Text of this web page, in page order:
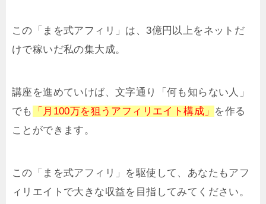
この「まを式アフィリ」は、3億円以上をネットだ
けで稼いだ私の集大成。
講座を進めていけば、文字通り「何も知らない人」
でも
「月100万を狙うアフィリエイト構成」 を作る
ことができます。
この「まを式アフィリ」を駆使して、あなたもアフ
ィリエイトで大きな収益を目指してみてください。